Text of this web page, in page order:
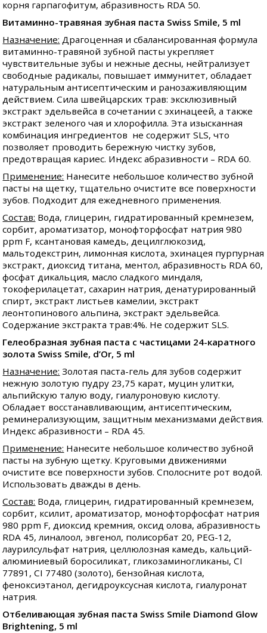
корня гарпагофитум, абразивность RDA 50.
Витаминно-травяная зубная паста Swiss Smile, 5 ml
Назначение: Драгоценная и сбалансированная формула
витаминно-травяной зубной пасты укрепляет
чувствительные зубы и нежные десны, нейтрализует
свободные радикалы, повышает иммунитет, обладает
натуральным антисептическим и ранозаживляющим
действием. Сила швейцарских трав: эксклюзивный
экстракт эдельвейса в сочетании с эхинацеей, а также
экстракт зеленого чая и хлорофилла. Эта изысканная
комбинация ингредиентов не содержит SLS, что
позволяет проводить бережную чистку зубов,
предотвращая кариес. Индекс абразивности – RDA 60.
Применение: Нанесите небольшое количество зубной
пасты на щетку, тщательно очистите все поверхности
зубов. Подходит для ежедневного применения.
Состав: Вода, глицерин, гидратированный кремнезем,
сорбит, ароматизатор, монофторфосфат натрия 980
ppm F, ксантановая камедь, децилглюкозид,
мальтодекстрин, лимонная кислота, эхинацея пурпурная
экстракт, диоксид титана, ментол, абразивность RDA 60,
фосфат дикальция, масло сладкого миндаля,
токоферилацетат, сахарин натрия, денатурированный
спирт, экстракт листьев камелии, экстракт
леонтопинового альпина, экстракт эдельвейса.
Содержание экстракта трав:4%. Не содержит SLS.
Гелеобразная зубная паста с частицами 24-каратного
золота Swiss Smile, d’Or, 5 ml
Назначение: Золотая паста-гель для зубов содержит
нежную золотую пудру 23,75 карат, муцин улитки,
альпийскую талую воду, гиалуроновую кислоту.
Обладает восстанавливающим, антисептическим,
реминерализующим, защитным механизмами действия.
Индекс абразивности – RDA 45.
Применение: Нанесите небольшое количество зубной
пасты на зубную щетку. Круговыми движениями
очистите все поверхности зубов. Сполосните рот водой.
Использовать дважды в день.
Состав: Вода, глицерин, гидратированный кремнезем,
сорбит, ксилит, ароматизатор, монофторфосфат натрия
980 ppm F, диоксид кремния, оксид олова, абразивность
RDA 45, линалоол, эвгенол, полисорбат 20, PEG-12,
лаурилсульфат натрия, целлюлозная камедь, кальций-
алюминиевый боросиликат, гликозаминогликаны, CI
77891, CI 77480 (золото), бензойная кислота,
феноксиэтанол, дегидроуксусная кислота, гиалуронат
натрия.
Отбеливающая зубная паста Swiss Smile Diamond Glow
Brightening, 5 ml